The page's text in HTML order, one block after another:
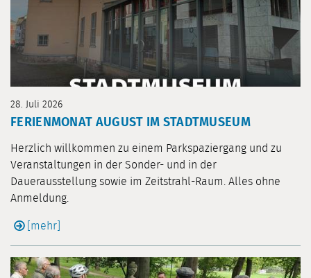
28. Juli 2026
FERIENMONAT AUGUST IM STADTMUSEUM
Herzlich willkommen zu einem Parkspaziergang und zu
Veranstaltungen in der Sonder- und in der
Dauerausstellung sowie im Zeitstrahl-Raum. Alles ohne
Anmeldung.
[mehr]